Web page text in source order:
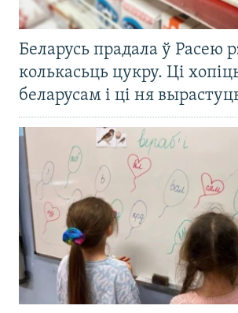
Беларусь прадала ў Расею
колькасьць цукру. Ці
беларусам і ці ня